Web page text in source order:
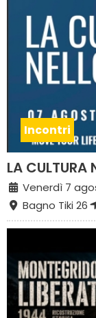
Incontri
LA CULTURA
Venerdì 7
Bagno Tiki 26